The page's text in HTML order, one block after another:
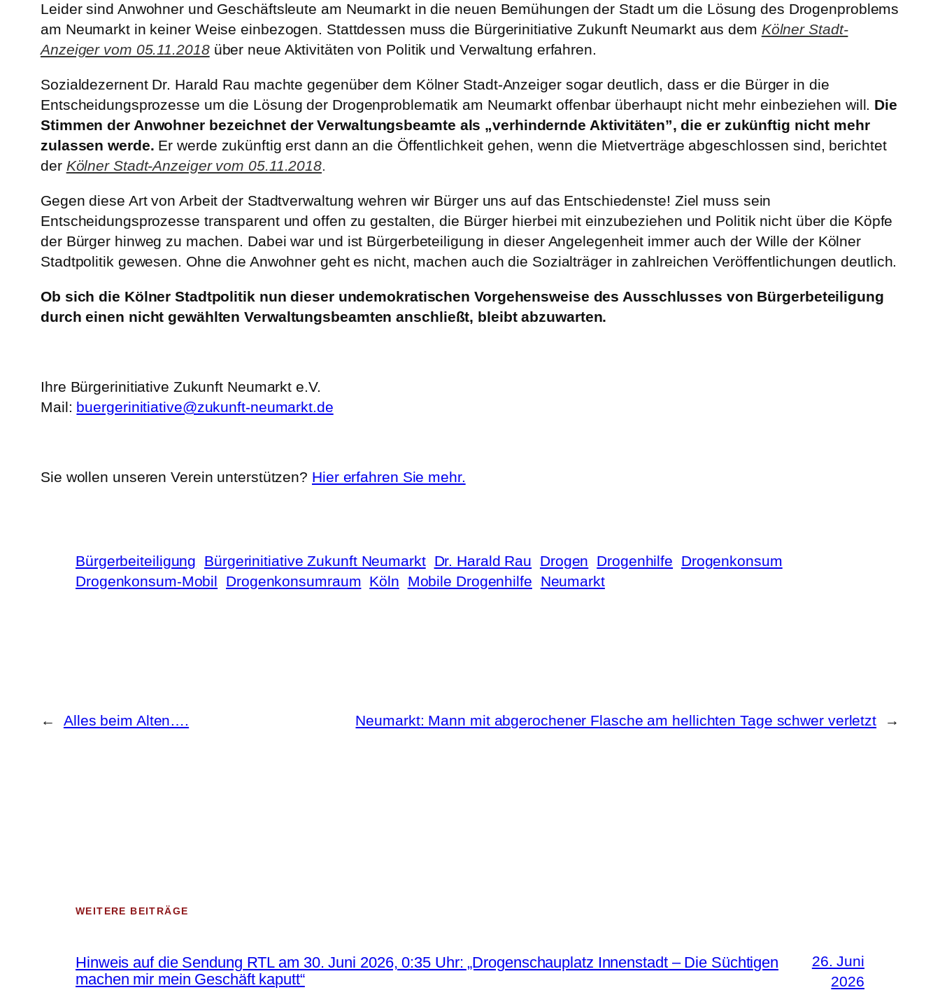
Leider sind Anwohner und Geschäftsleute am Neumarkt in die neuen Bemühungen der Stadt um die Lösung des Drogenproblems
am Neumarkt in keiner Weise einbezogen. Stattdessen muss die Bürgerinitiative Zukunft Neumarkt aus dem Kölner Stadt-
Anzeiger vom 05.11.2018 über neue Aktivitäten von Politik und Verwaltung erfahren.
Sozialdezernent Dr. Harald Rau machte gegenüber dem Kölner Stadt-Anzeiger sogar deutlich, dass er die Bürger in die
Entscheidungsprozesse um die Lösung der Drogenproblematik am Neumarkt offenbar überhaupt nicht mehr einbeziehen will. Die
Stimmen der Anwohner bezeichnet der Verwaltungsbeamte als „verhindernde Aktivitäten”, die er zukünftig nicht mehr
zulassen werde. Er werde zukünftig erst dann an die Öffentlichkeit gehen, wenn die Mietverträge abgeschlossen sind, berichtet
der Kölner Stadt-Anzeiger vom 05.11.2018
Gegen diese Art von Arbeit der Stadtverwaltung wehren wir Bürger uns auf das Entschiedenste! Ziel muss sein
Entscheidungsprozesse transparent und offen zu gestalten, die Bürger hierbei mit einzubeziehen und Politik nicht über die Köpfe
der Bürger hinweg zu machen. Dabei war und ist Bürgerbeteiligung in dieser Angelegenheit immer auch der Wille der Kölner
Stadtpolitik gewesen. Ohne die Anwohner geht es nicht, machen auch die Sozialträger in zahlreichen Veröffentlichungen deutlich.
Ob sich die Kölner Stadtpolitik nun dieser undemokratischen Vorgehensweise des Ausschlusses von Bürgerbeteiligung
durch einen nicht gewählten Verwaltungsbeamten anschließt, bleibt abzuwarten.
Ihre Bürgerinitiative Zukunft Neumarkt e.V.
Mail: buergerinitiative@zukunft-neumarkt.de
Sie wollen unseren Verein unterstützen? Hier erfahren Sie mehr.
Bürgerbeiteiligung Bürgerinitiative Zukunft Neumarkt Dr. Harald Rau Drogen Drogenhilfe
Drogenkonsum
Drogenkonsum-Mobil
Drogenkonsumraum Köln Mobile Drogenhilfe Neumarkt
← Alles beim Alten…. Neumarkt: Mann mit abgerochener Flasche am hellichten Tage schwer verletzt →
WEITERE BEITRÄGE
Hinweis auf die Sendung RTL am 30. Juni 2026, 0:35 Uhr: „Drogenschauplatz Innenstadt – Die Süchtigen
machen mir mein Geschäft kaputt“
26. Juni
2026